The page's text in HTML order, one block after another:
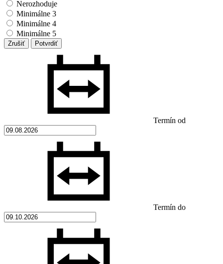
Nerozhoduje
Minimálne 3
Minimálne 4
Minimálne 5
Zrušiť Potvrdiť
Termín od
Termín do